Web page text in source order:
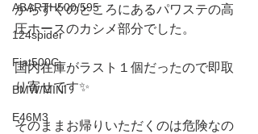
ABARTH500/595
124spider
Fiat500C
BMW/MINI
E46M3
からすぐのところにあるパワステの高
圧ホースのカシメ部分でした。
国内在庫がラスト１個だったので即取
り寄せです✨
そのままお帰りいただくのは危険なの